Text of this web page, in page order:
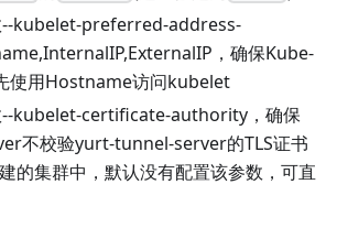
--kubelet-preferred-address-
，确保Kube-
使用Hostname访问kubelet
--kubelet-certificate-authority，确保
不校验yurt-tunnel-server的TLS证书
的集群中，默认没有配置该参数，可直